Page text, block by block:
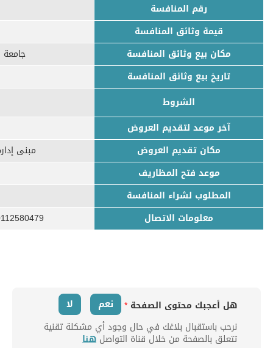
رقم المنافسة
قيمة وثائق المنافسة
مكان بيع وثائق المنافسة
جامعة
تاريخ بيع وثائق المنافسة
الشروط
آخر موعد لتقديم العروض
مكان تقديم العروض
مبنى
موعد فتح المظاريف
المطلوب لشراء المنافسة
معلومات الاتصال
هل أعجبك محتوى الصفحة * نعم لا
نرحب باستقبال بلاغك في حال وجود أي مشكلة تقنية
تتعلق بالصفحة من خلال قناة التواصل هنا